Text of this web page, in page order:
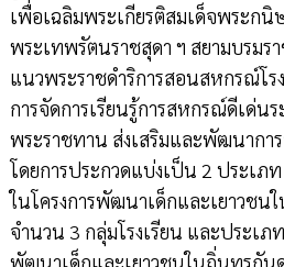
เพื่อเฉลิมพระเกียรติสมเด็จพระกนิ
พระเทพรัตนราชสุดา ฯ สยามบรมร
แนวพระราชดำริการสอนสหกรณ์โร
การจัดการเรียนรู้การสหกรณ์ดีเด่น
พระราชทาน ส่งเสริมและพัฒนากา
โดยการประกวดแบ่งเป็น 2 ประเภ
ในโครงการพัฒนาเด็กและเยาวชน
จำนวน 3 กลุ่มโรงเรียน และประเภ